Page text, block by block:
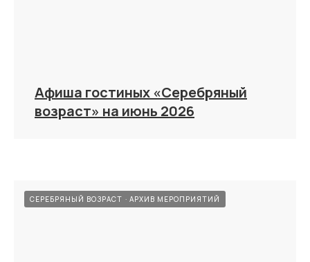
Афиша гостиных «Серебряный
возраст» на июнь 2026
СЕРЕБРЯНЫЙ ВОЗРАСТ АРХИВ МЕРОПРИЯТИЙ